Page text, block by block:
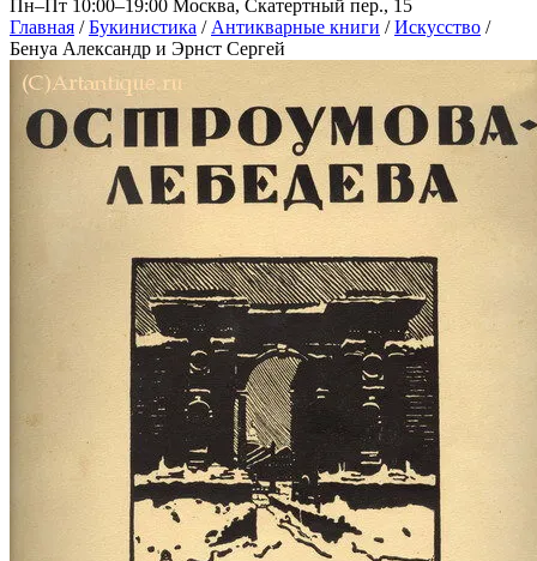
Пн–Пт 10:00–19:00 Москва, Скатертный пер., 15
Главная / Букинистика / Антикварные книги / Искусство /
Бенуа Александр и Эрнст Сергей